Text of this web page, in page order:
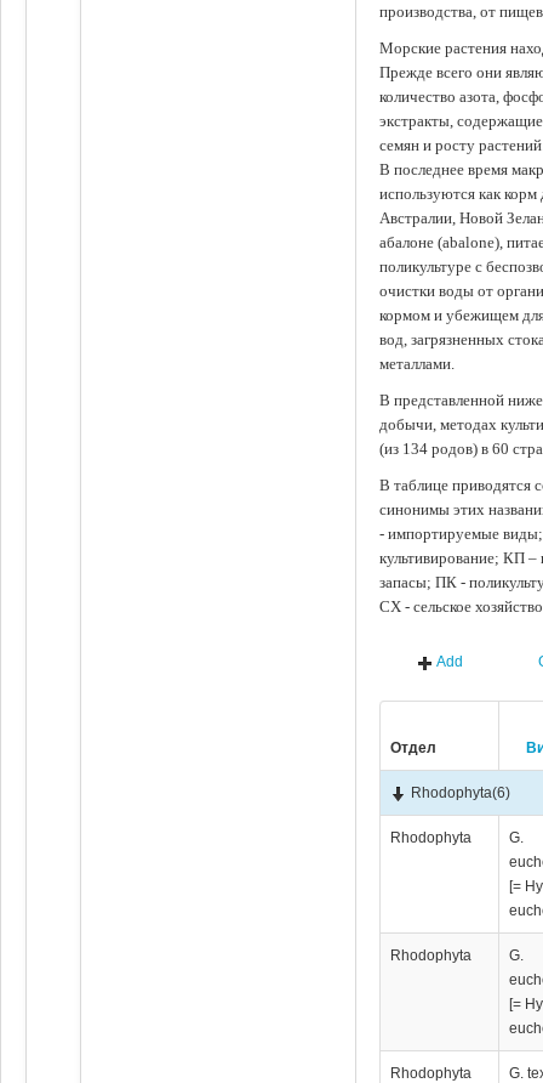
производства, от
Морские растения
Прежде всего они
количество азота,
экстракты,
семян и росту
В последнее время
используются как
Австралии, Новой
абалоне (abalone),
поликультуре с
очистки воды от
кормом и убежищем
вод, загрязненных
металлами.
В представленной
добычи, методах
(из 134 родов) в 60
В таблице приводятся
синонимы этих
- импортируемые
культивирование; КП
запасы; ПК -
СХ - сельское
Add
Отдел
Rhodophyta(6)
Rhodophyta
G.
[=
Rhodophyta
G.
[=
Rhodophyta G.